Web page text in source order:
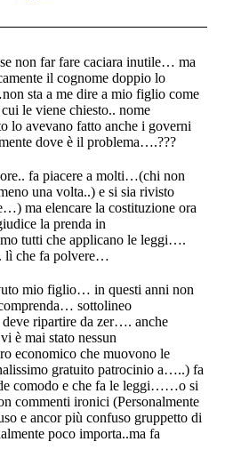
non far fare caciara inutile… ma
il cognome doppio lo
sta a me dire a mio figlio come
le viene chiesto.. nome
lo avevano fatto anche i governi
dove è il problema….???
fa piacere a molti…(chi non
una volta..) e si sia rivisto
ma elencare la costituzione ora
la prenda in
tutti che applicano le leggi….
lì che fa polvere…
mio figlio… in questi anni non
sottolineo
ripartire da zer…. anche
è mai stato nessun
economico che muovono le
gratuito patrocinio a…..) fa
comodo e che fa le leggi……o si
commenti ironici (Personalmente
e ancor più confuso gruppetto di
poco importa..ma fa